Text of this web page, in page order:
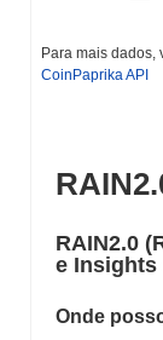
Para mais dados,
CoinPaprika API
RAIN2.0
e Insights
Onde